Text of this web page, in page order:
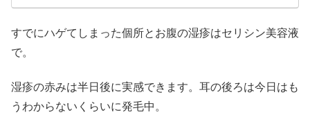
すでにハゲてしまった個所とお腹の湿疹はセリシン美容液
で。
湿疹の赤みは半日後に実感できます。耳の後ろは今日はも
うわからないくらいに発毛中。